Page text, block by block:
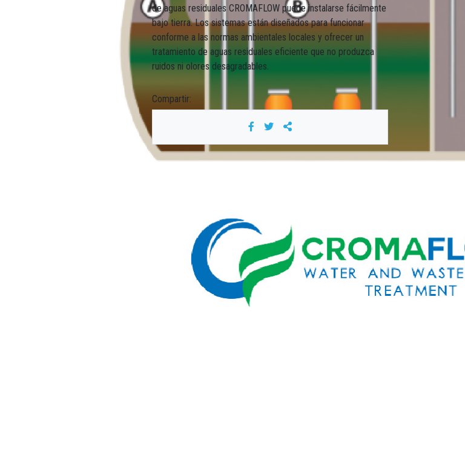
de aguas residuales CROMAFLOW puede instalarse fácilmente
bajo tierra. Los sistemas están diseñados para funcionar
conforme a las normas ambientales locales y ofrecer un
tratamiento de aguas residuales eficiente que no produzca
ruidos ni olores desagradables.
Compartir: